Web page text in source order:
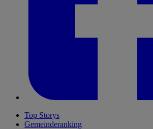
Top Storys
Gemeinderanking